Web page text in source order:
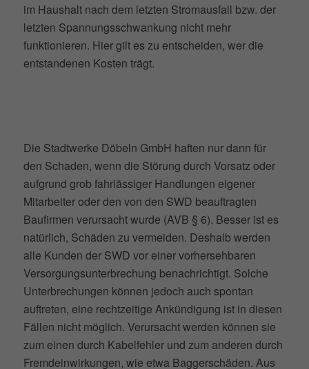
im Haushalt nach dem letzten Stromausfall bzw. der
letzten Spannungsschwankung nicht mehr
funktionieren. Hier gilt es zu entscheiden, wer die
entstandenen Kosten trägt.
Die Stadtwerke Döbeln GmbH haften nur dann für
den Schaden, wenn die Störung durch Vorsatz oder
aufgrund grob fahrlässiger Handlungen eigener
Mitarbeiter oder den von den SWD beauftragten
Baufirmen verursacht wurde (AVB § 6). Besser ist es
natürlich, Schäden zu vermeiden. Deshalb werden
alle Kunden der SWD vor einer vorhersehbaren
Versorgungsunterbrechung benachrichtigt. Solche
Unterbrechungen können jedoch auch spontan
auftreten, eine rechtzeitige Ankündigung ist in diesen
Fällen nicht möglich. Verursacht werden können sie
zum einen durch Kabelfehler und zum anderen durch
Fremdeinwirkungen, wie etwa Baggerschäden. Aus